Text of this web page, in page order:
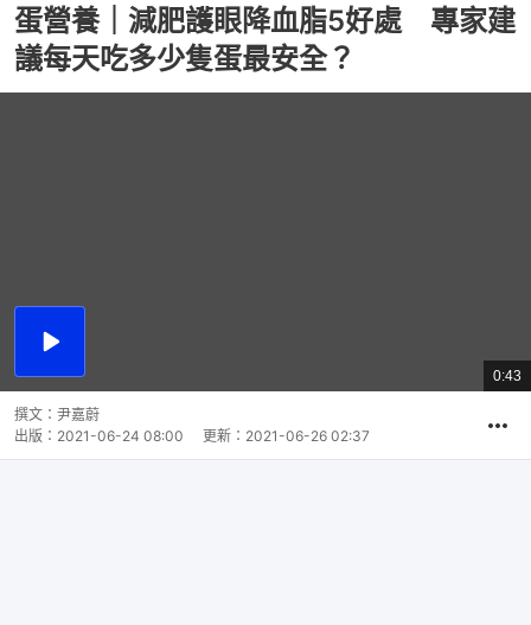
蛋營養｜減肥護眼降血脂5好處 專家建
議每天吃多少隻蛋最安全？
播
總
共
0:43
撰文： 尹嘉蔚
出版： 2021-06-24 08:00 更新： 2021-06-26 02:37